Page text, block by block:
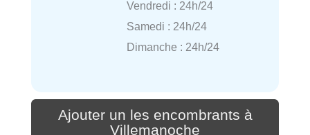
Vendredi : 24h/24
Samedi : 24h/24
Dimanche : 24h/24
Ajouter un les encombrants à
Villemanoche